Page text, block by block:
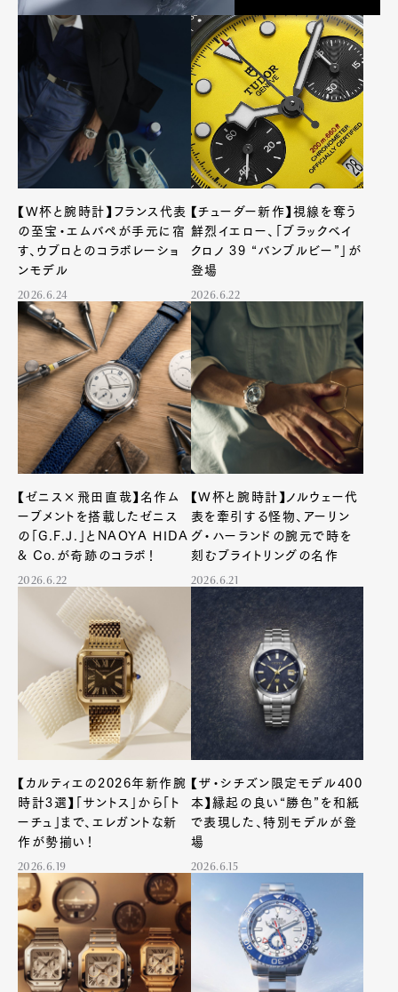
【W杯と腕時計】フランス代表
の至宝・エムバペが手元に宿
す、ウブロとのコラボレーショ
ンモデル
2026.6.24
【チューダー新作】視線を奪う
鮮烈イエロー、「ブラックベイ
クロノ 39 “バンブルビー”」が
登場
2026.6.22
【ゼニス×飛田直哉】名作ム
ーブメントを搭載したゼニス
の「G.F.J.」とNAOYA HIDA
& Co.が奇跡のコラボ！
2026.6.22
【W杯と腕時計】ノルウェー代
表を牽引する怪物、アーリン
グ・ハーランドの腕元で時を
刻むブライトリングの名作
2026.6.21
【カルティエの2026年新作腕
時計3選】「サントス」から「ト
ーチュ」まで、エレガントな新
作が勢揃い！
2026.6.19
【ザ・シチズン限定モデル400
本】縁起の良い“勝色”を和紙
で表現した、特別モデルが登
場
2026.6.15